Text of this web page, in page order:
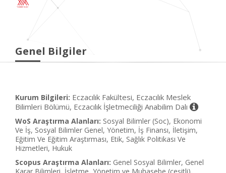
Genel Bilgiler
Kurum Bilgileri: Eczacılık Fakültesi, Eczacılık Meslek
Bilimleri Bölümü, Eczacılık İşletmeciliği Anabilim Dalı
WoS Araştırma Alanları: Sosyal Bilimler (Soc), Ekonomi
Ve İş, Sosyal Bilimler Genel, Yönetim, İş Finansı, İletişim,
Eğitim Ve Eğitim Araştırması, Etik, Sağlık Politikası Ve
Hizmetleri, Hukuk
Scopus Araştırma Alanları: Genel Sosyal Bilimler, Genel